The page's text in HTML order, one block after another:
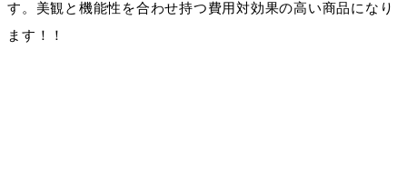
す。美観と機能性を合わせ持つ費用対効果の高い商品になり
ます！！